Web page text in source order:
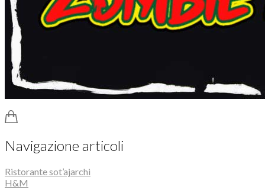
Navigazione articoli
Ristorante sot’ajarchi
H&M